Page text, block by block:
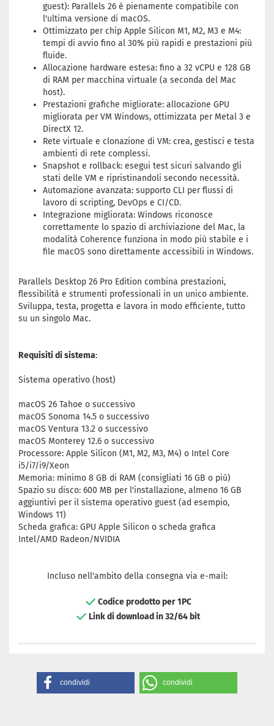
guest): Parallels 26 è pienamente compatibile con
l'ultima versione di macOS.
Ottimizzato per chip Apple Silicon M1, M2, M3 e M4:
tempi di avvio fino al 30% più rapidi e prestazioni più
fluide.
Allocazione hardware estesa: fino a 32 vCPU e 128 GB
di RAM per macchina virtuale (a seconda del Mac
host).
Prestazioni grafiche migliorate: allocazione GPU
migliorata per VM Windows, ottimizzata per Metal 3 e
DirectX 12.
Rete virtuale e clonazione di VM: crea, gestisci e testa
ambienti di rete complessi.
Snapshot e rollback: esegui test sicuri salvando gli
stati delle VM e ripristinandoli secondo necessità.
Automazione avanzata: supporto CLI per flussi di
lavoro di scripting, DevOps e CI/CD.
Integrazione migliorata: Windows riconosce
correttamente lo spazio di archiviazione del Mac, la
modalità Coherence funziona in modo più stabile e i
file macOS sono direttamente accessibili in Windows.
Parallels Desktop 26 Pro Edition combina prestazioni,
flessibilità e strumenti professionali in un unico ambiente.
Sviluppa, testa, progetta e lavora in modo efficiente, tutto
su un singolo Mac.
Requisiti di sistema:
Sistema operativo (host)
macOS 26 Tahoe o successivo
macOS Sonoma 14.5 o successivo
macOS Ventura 13.2 o successivo
macOS Monterey 12.6 o successivo
Processore: Apple Silicon (M1, M2, M3, M4) o Intel Core
i5/i7/i9/Xeon
Memoria: minimo 8 GB di RAM (consigliati 16 GB o più)
Spazio su disco: 600 MB per l'installazione, almeno 16 GB
aggiuntivi per il sistema operativo guest (ad esempio,
Windows 11)
Scheda grafica: GPU Apple Silicon o scheda grafica
Intel/AMD Radeon/NVIDIA
Incluso nell'ambito della consegna via e-mail:
Codice prodotto per 1PC
Link di download in 32/64 bit
condividi condividi